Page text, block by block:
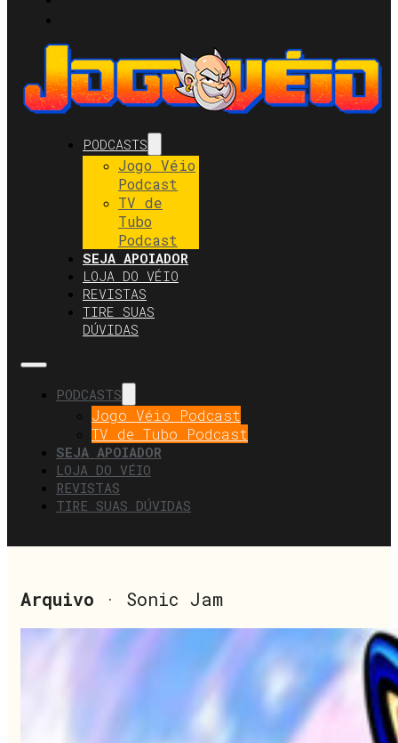
PODCASTS
Jogo Véio
Podcast
TV de
Tubo
Podcast
SEJA APOIADOR
LOJA DO VÉIO
REVISTAS
TIRE SUAS
DÚVIDAS
PODCASTS
Jogo Véio Podcast
TV de Tubo Podcast
SEJA APOIADOR
LOJA DO VÉIO
REVISTAS
TIRE SUAS DÚVIDAS
Arquivo · Sonic Jam